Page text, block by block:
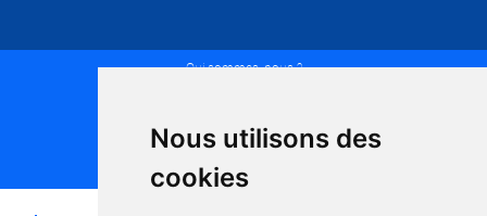
Nous utilisons des
cookies
Qui sommes-nous ?
Plan du site
FAQ recruteurs
FAQ